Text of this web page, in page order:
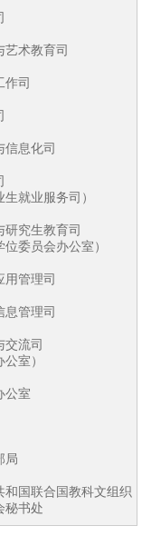
艺术教育司
作司
信息化司
生就业服务司）
研究生教育司
位委员会办公室）
用管理司
息管理司
交流司
公室）
公室
局
和国联合国教科文组织
秘书处